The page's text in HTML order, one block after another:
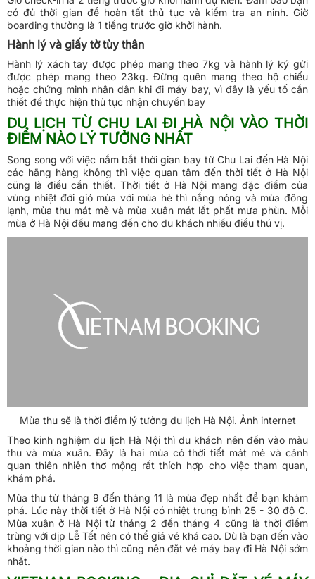
có đủ thời gian để hoàn tất thủ tục và kiểm tra an ninh. Giờ
boarding thường là 1 tiếng trước giờ khởi hành.
Hành lý và giấy tờ tùy thân
Hành lý xách tay được phép mang theo 7kg và hành lý ký gửi
được phép mang theo 23kg. Đừng quên mang theo hộ chiếu
hoặc chứng minh nhân dân khi đi máy bay, vì đây là yếu tố cần
thiết để thực hiện thủ tục nhận chuyến bay
DU LỊCH TỪ CHU LAI ĐI HÀ NỘI VÀO THỜI
ĐIỂM NÀO LÝ TƯỞNG NHẤT
Song song với việc nắm bắt thời gian bay từ Chu Lai đến Hà Nội
các hãng hàng không thì việc quan tâm đến thời tiết ở Hà Nội
cũng là điều cần thiết. Thời tiết ở Hà Nội mang đặc điểm của
vùng nhiệt đới gió mùa với mùa hè thì nắng nóng và mùa đông
lạnh, mùa thu mát mẻ và mùa xuân mát lất phất mưa phùn. Mỗi
mùa ở Hà Nội đều mang đến cho du khách nhiều điều thú vị.